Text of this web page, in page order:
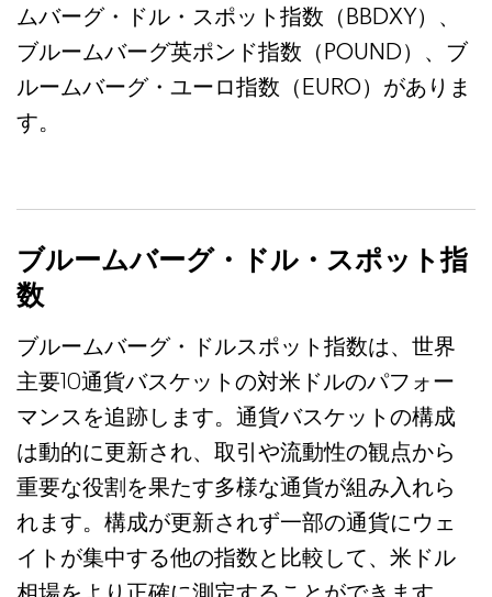
ムバーグ・ドル・スポット指数（BBDXY）、
ブルームバーグ英ポンド指数（POUND）、ブ
ルームバーグ・ユーロ指数（EURO）がありま
す。
ブルームバーグ・ドル・スポット指
数
ブルームバーグ・ドルスポット指数は、世界
主要10通貨バスケットの対米ドルのパフォー
マンスを追跡します。通貨バスケットの構成
は動的に更新され、取引や流動性の観点から
重要な役割を果たす多様な通貨が組み入れら
れます。構成が更新されず一部の通貨にウェ
イトが集中する他の指数と比較して、米ドル